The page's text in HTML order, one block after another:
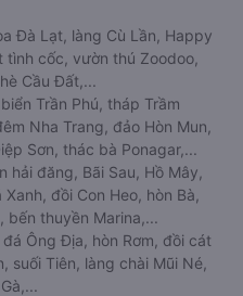
Đà Lạt, làng Cù Lần, Happy
tình cốc, vườn thú Zoodoo,
Cầu Đất,...
Trần Phú, tháp Trầm
Nha Trang, đảo Hòn Mun,
Sơn, thác bà Ponagar,...
hải đăng, Bãi Sau, Hồ Mây,
đồi Con Heo, hòn Bà,
bến thuyền Marina,...
đá Ông Địa, hòn Rơm, đồi cát
suối Tiên, làng chài Mũi Né,